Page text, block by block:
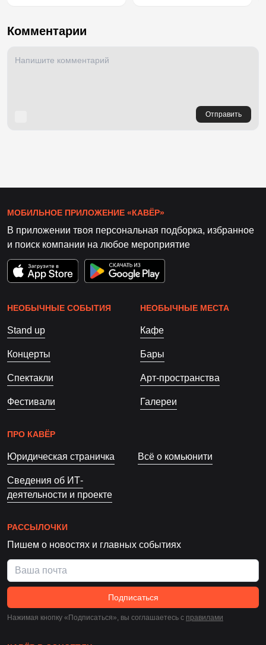
Комментарии
Отправить
МОБИЛЬНОЕ ПРИЛОЖЕНИЕ «КАВЁР»
В приложении твоя персональная подборка, избранное
и поиск компании на любое мероприятие
НЕОБЫЧНЫЕ СОБЫТИЯ
Stand up
Концерты
Спектакли
Фестивали
НЕОБЫЧНЫЕ МЕСТА
Кафе
Бары
Арт-пространства
Галереи
ПРО КАВЁР
Юридическая страничка Всё о комьюнити
Сведения об ИТ-
деятельности и проекте
РАССЫЛОЧКИ
Пишем о новостях и главных событиях
Подписаться
Нажимая кнопку «Подписаться», вы соглашаетесь c правилами